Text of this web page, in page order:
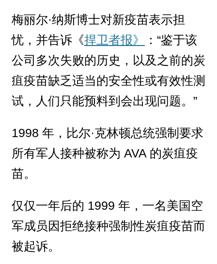
梅丽尔·纳斯博士对新疫苗表示担
忧，并告诉《捍卫者报》
：“鉴于该
公司多次失败的历史，以及之前的炭
疽疫苗缺乏适当的安全性或有效性测
试，人们只能预料到会出现问题。”
1998 年，比尔·克林顿总统强制要求
所有军人接种被称为 AVA 的炭疽疫
苗。
仅仅一年后的 1999 年，一名美国空
军成员因拒绝接种强制性炭疽疫苗而
被起诉。